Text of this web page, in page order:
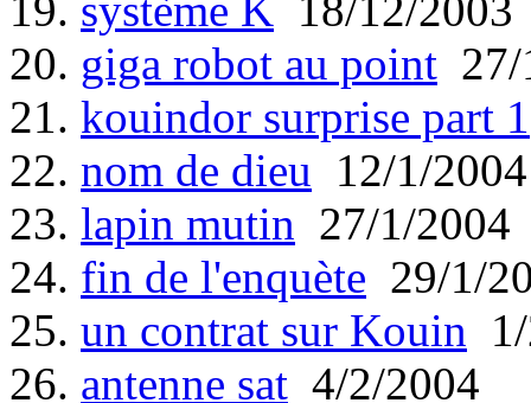
20. giga robot au point
21. kouindor surprise part 1
22. nom de dieu 12/1/2004
23. lapin mutin 27/1/2004
24. fin de l'enquète 29/1/
25. un contrat sur Kouin
26. antenne sat 4/2/2004